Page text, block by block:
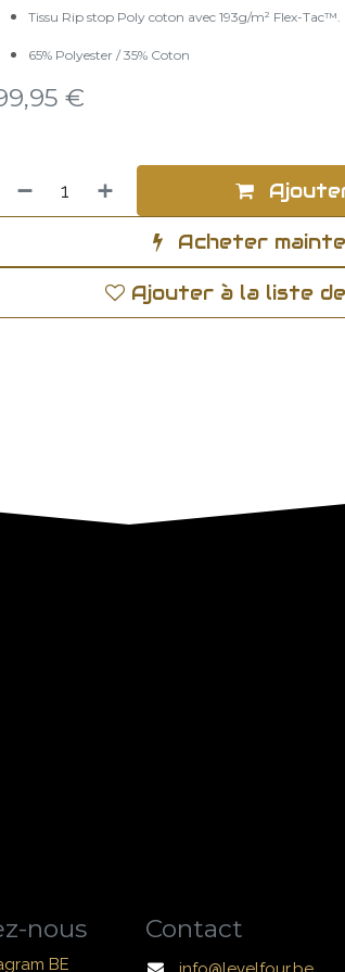
Tissu Rip stop Poly coton avec 193g/m² Flex-Tac™.
65% Polyester / 35% Coton
€
Acheter
Ajouter à la liste
nous
BE
Contact